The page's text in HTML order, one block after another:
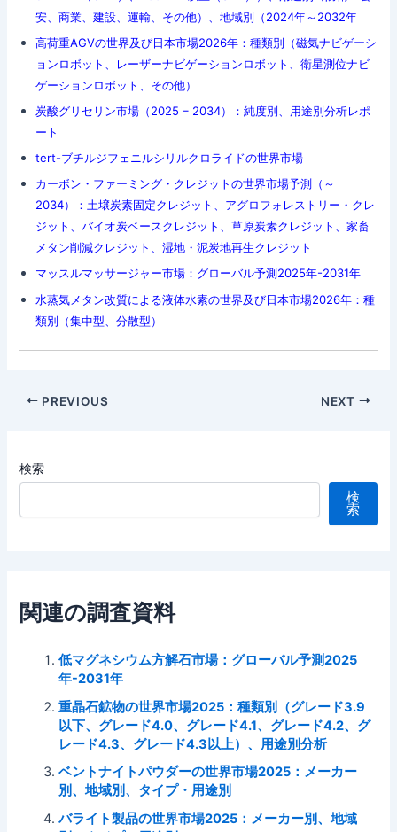
安、商業、建設、運輸、その他）、地域別（2024年～2032年
高荷重AGVの世界及び日本市場2026年：種類別（磁気ナビゲーシ
ョンロボット、レーザーナビゲーションロボット、衛星測位ナビ
ゲーションロボット、その他）
炭酸グリセリン市場（2025 – 2034）：純度別、用途別分析レポ
ート
tert-ブチルジフェニルシリルクロライドの世界市場
カーボン・ファーミング・クレジットの世界市場予測（～
2034）：土壌炭素固定クレジット、アグロフォレストリー・クレ
ジット、バイオ炭ベースクレジット、草原炭素クレジット、家畜
メタン削減クレジット、湿地・泥炭地再生クレジット
マッスルマッサージャー市場：グローバル予測2025年-2031年
水蒸気メタン改質による液体水素の世界及び日本市場2026年：種
類別（集中型、分散型）
Post
PREVIOUS NEXT
検索
検
索
関連の調査資料
低マグネシウム方解石市場：グローバル予測2025
年-2031年
重晶石鉱物の世界市場2025：種類別（グレード3.9
以下、グレード4.0、グレード4.1、グレード4.2、グ
レード4.3、グレード4.3以上）、用途別分析
ベントナイトパウダーの世界市場2025：メーカー
別、地域別、タイプ・用途別
バライト製品の世界市場2025：メーカー別、地域